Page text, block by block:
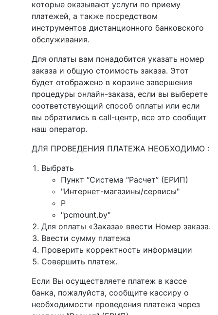
которые оказывают услуги по приему
платежей, а также посредством
инструментов дистанционного банковского
обслуживания.
Для оплаты вам понадобится указать номер
заказа и общую стоимость заказа. Этот
будет отображено в корзине завершения
процедуры онлайн-заказа, если вы выберете
соответствующий способ оплаты или если
вы обратились в call-центр, все это сообщит
наш оператор.
ДЛЯ ПРОВЕДЕНИЯ ПЛАТЕЖА НЕОБХОДИМО :
Выбрать
Пункт “Система “Расчет” (ЕРИП)
"Интернет-магазины/сервисы"
P
"pcmount.by"
Для оплаты «Заказа» ввести Номер заказа.
Ввести сумму платежа
Проверить корректность информации
Совершить платеж.
Если Вы осуществляете платеж в кассе
банка, пожалуйста, сообщите кассиру о
необходимости проведения платежа через